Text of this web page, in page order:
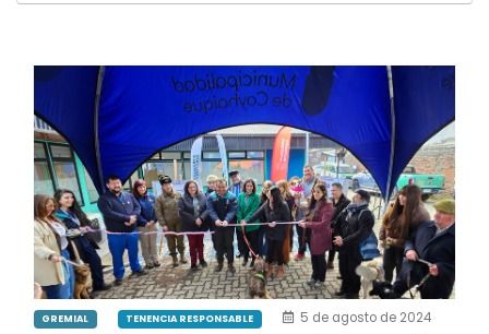
GREMIAL TENENCIA RESPONSABLE 5 de agosto de 2024